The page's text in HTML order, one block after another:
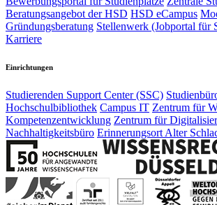
Beratungsangebot der HSD HSD eCampus
Gründungsberatung Stellenwerk (Jobportal für
Karriere
Einrichtungen
Studierenden Support Center (SSC)
Hochschulbibliothek Campus IT Zentrum für
Kompetenzentwicklung Zentrum für
Nachhaltigkeitsbüro Erinnerungsort Alter